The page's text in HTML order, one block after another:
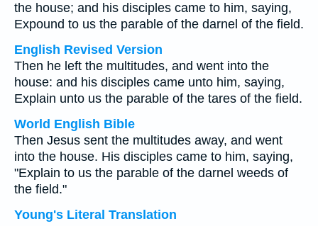
the house; and his disciples came to him, saying,
Expound to us the parable of the darnel of the field.
English Revised Version
Then he left the multitudes, and went into the
house: and his disciples came unto him, saying,
Explain unto us the parable of the tares of the field.
World English Bible
Then Jesus sent the multitudes away, and went
into the house. His disciples came to him, saying,
"Explain to us the parable of the darnel weeds of
the field."
Young's Literal Translation